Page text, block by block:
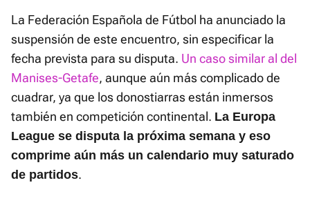
Time
La Federación Española de Fútbol ha anunciado la
suspensión de este encuentro, sin especificar la
fecha prevista para su disputa. Un caso similar al del
Manises-Getafe, aunque aún más complicado de
cuadrar, ya que los donostiarras están inmersos
también en competición continental. La Europa
League se disputa la próxima semana y eso
comprime aún más un calendario muy saturado
de partidos.